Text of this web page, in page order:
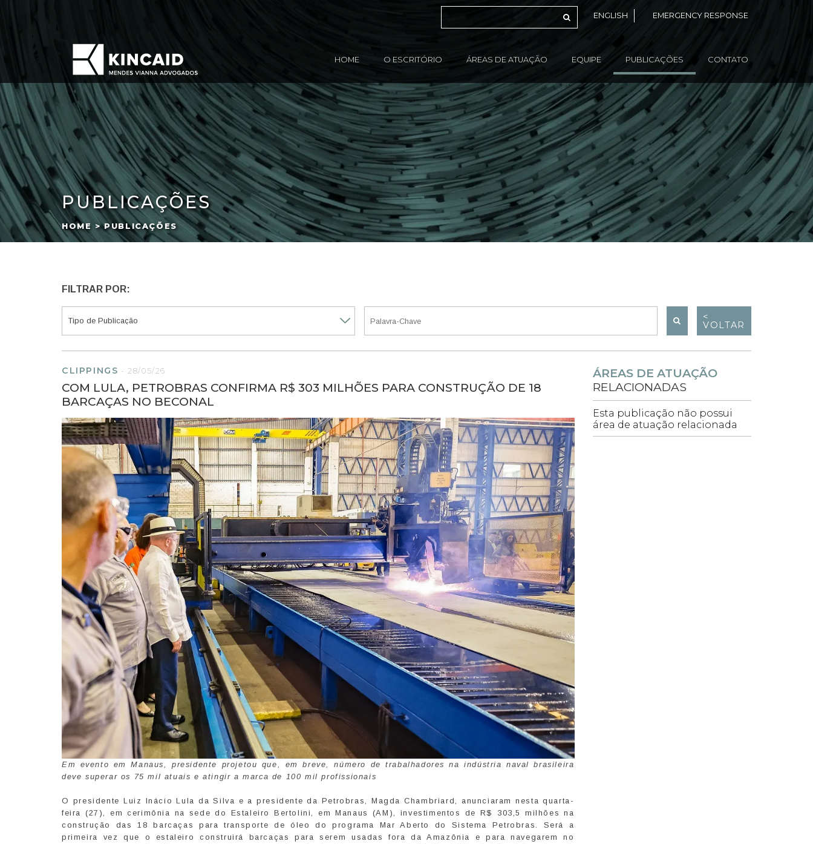
ENGLISH EMERGENCY RESPONSE
HOME O ESCRITÓRIO ÁREAS DE ATUAÇÃO EQUIPE PUBLICAÇÕES CONTATO
PUBLICAÇÕES
HOME > PUBLICAÇÕES
FILTRAR POR:
<
VOLTAR
CLIPPINGS -28/05/26
COM LULA, PETROBRAS CONFIRMA R$ 303 MILHÕES PARA CONSTRUÇÃO DE 18
BARCAÇAS NO BECONAL
Em evento em Manaus, presidente projetou que, em breve, número de trabalhadores na indústria naval brasileira
deve superar os 75 mil atuais e atingir a marca de 100 mil profissionais
O presidente Luiz Inácio Lula da Silva e a presidente da Petrobras, Magda Chambriard, anunciaram nesta quarta-
feira (27), em cerimônia na sede do Estaleiro Bertolini, em Manaus (AM), investimentos de R$ 303,5 milhões na
construção das 18 barcaças para transporte de óleo do programa Mar Aberto do Sistema Petrobras. Será a
primeira vez que o estaleiro construirá barcaças para serem usadas fora da Amazônia e para navegarem no
ÁREAS DE ATUAÇÃO
RELACIONADAS
Esta publicação não possui
área de atuação relacionada